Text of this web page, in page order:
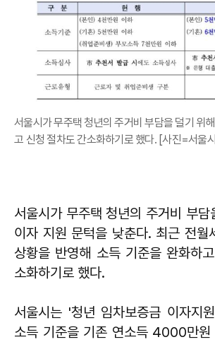
서울시가 무주택 청년의 주거비 부담을 덜기 위
고 신청 절차도 간소화하기로 했다. [사진=서울
서울시가 무주택 청년의 주거비 부담
이자 지원 문턱을 낮춘다. 최근 전월
상황을 반영해 소득 기준을 완화하
소화하기로 했다.
서울시는 '청년 임차보증금 이자지
소득 기준을 기존 연소득 4000만